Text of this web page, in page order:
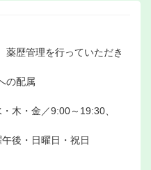
薬歴管理を行っていただき
の配属
木・金／9:00～19:30、
後・日曜日・祝日